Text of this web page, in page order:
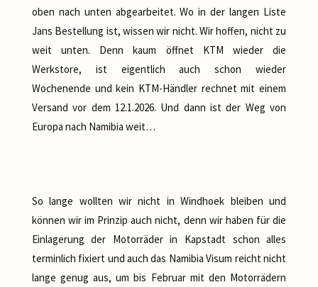
oben nach unten abgearbeitet. Wo in der langen Liste
Jans Bestellung ist, wissen wir nicht. Wir hoffen, nicht zu
weit unten. Denn kaum öffnet KTM wieder die
Werkstore, ist eigentlich auch schon wieder
Wochenende und kein KTM-Händler rechnet mit einem
Versand vor dem 12.1.2026. Und dann ist der Weg von
Europa nach Namibia weit…
So lange wollten wir nicht in Windhoek bleiben und
können wir im Prinzip auch nicht, denn wir haben für die
Einlagerung der Motorräder in Kapstadt schon alles
terminlich fixiert und auch das Namibia Visum reicht nicht
lange genug aus, um bis Februar mit den Motorrädern